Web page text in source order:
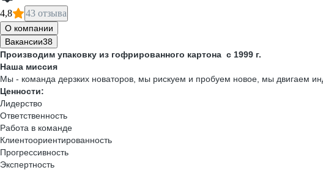
4,8 43 отзыва
О компании
Вакансии38
Производим упаковку из гофрированного картона с 1999 г.
Наша миссия
Мы - команда дерзких новаторов, мы рискуем и пробуем новое, мы двигаем
Ценности:
Лидерство
Ответственность
Работа в команде
Клиентоориентированность
Прогрессивность
Экспертность